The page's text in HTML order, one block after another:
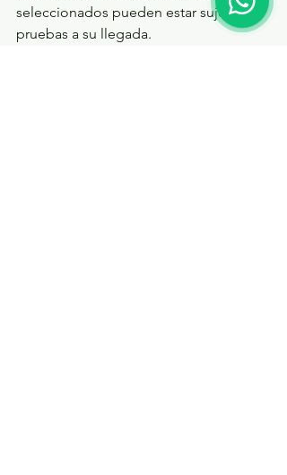
seleccionados pueden estar sujetos a
pruebas a su llegada.